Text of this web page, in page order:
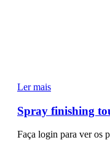
Ler mais
Spray finishing
Faça login para ver os